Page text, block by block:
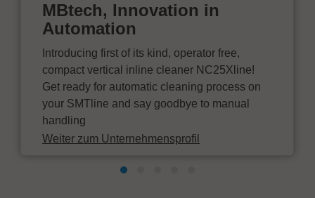
MBtech, Innovation in
Automation
Introducing first of its kind, operator free,
compact vertical inline cleaner NC25Xline!
Get ready for automatic cleaning process on
your SMTline and say goodbye to manual
handling
Weiter zum Unternehmensprofil